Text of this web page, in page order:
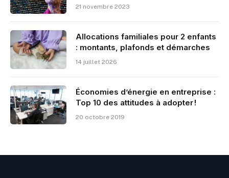
21 novembre 2023
Allocations familiales pour 2 enfants
: montants, plafonds et démarches
14 juillet 2026
Économies d’énergie en entreprise :
Top 10 des attitudes à adopter !
20 octobre 2019